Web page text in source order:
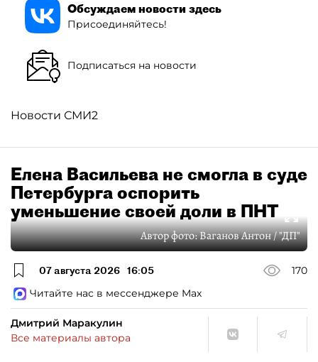
Обсуждаем новости здесь
Присоединяйтесь!
Подписаться на новости
Новости СМИ2
Елена Васильева не смогла в суде
Петербурга оспорить
уменьшение своей доли в ПНТ
Автор фото:Ваганов Антон / "ДП"
07 августа 2026 16:05
170
Читайте нас в мессенджере Max
Дмитрий Маракулин
Все материалы автора